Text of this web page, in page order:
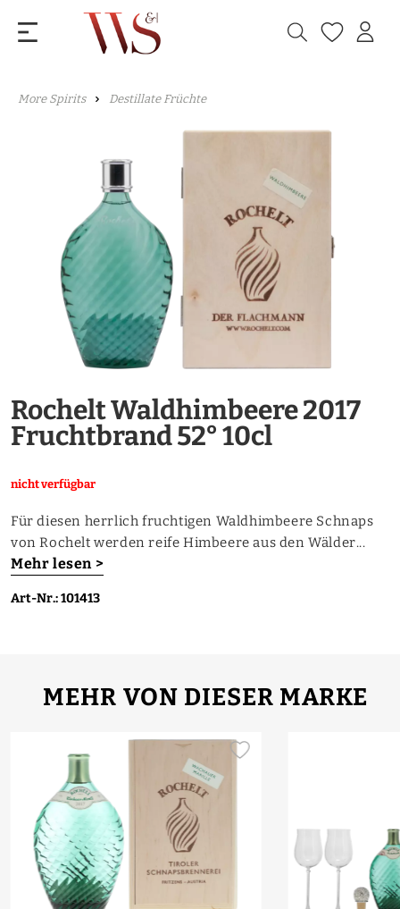
More Spirits Destillate Früchte
Rochelt Waldhimbeere 2017
Fruchtbrand 52° 10cl
nicht verfügbar
Für diesen herrlich fruchtigen Waldhimbeere Schnaps
von Rochelt werden reife Himbeere aus den Wälder...
Mehr lesen >
Art-Nr.: 101413
MEHR VON DIESER MARKE